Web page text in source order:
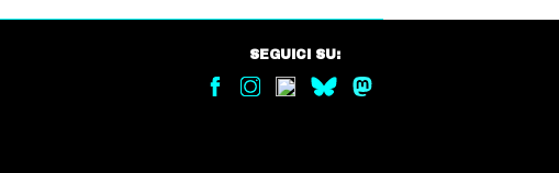
SEGUICI SU: